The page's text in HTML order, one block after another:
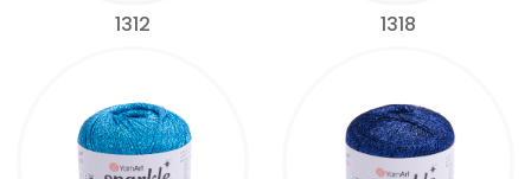
1312 1318